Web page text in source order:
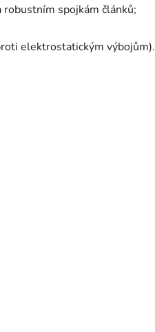
spojkám článků;
elektrostatickým výbojům).